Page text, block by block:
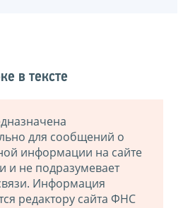
в тексте
для сообщений о
информации на сайте
и не подразумевает
Информация
редактору сайта ФНС